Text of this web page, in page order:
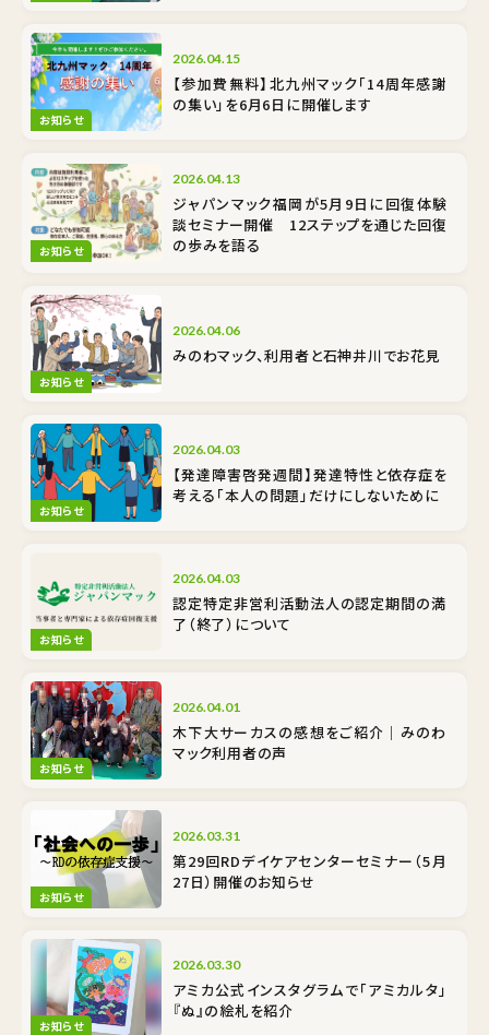
お知らせ
2026.04.15
【参加費無料】北九州マック「14周年感謝
の集い」を6月6日に開催します
お知らせ
2026.04.13
ジャパンマック福岡が5月9日に回復体験
談セミナー開催 12ステップを通じた回復
の歩みを語る
お知らせ
2026.04.06
みのわマック、利用者と石神井川でお花見
お知らせ
2026.04.03
【発達障害啓発週間】発達特性と依存症を
考える――「本人の問題」だけにしないために
お知らせ
2026.04.03
認定特定非営利活動法人の認定期間の満
了（終了）について
お知らせ
2026.04.01
木下大サーカスの感想をご紹介｜みのわ
マック利用者の声
お知らせ
2026.03.31
第29回RDデイケアセンターセミナー（5月
27日）開催のお知らせ
お知らせ
2026.03.30
アミカ公式インスタグラムで「アミカルタ」
『ぬ』の絵札を紹介